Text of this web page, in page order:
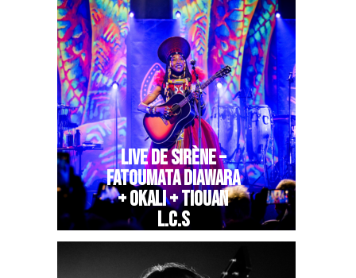
LIVE DE SIRÈNE –
FATOUMATA DIAWARA
+ OKALI + TIOUAN
L.C.S